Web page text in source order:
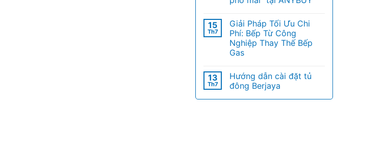
15
Th7
Giải Pháp Tối Ưu Chi
Phí: Bếp Từ Công
Nghiệp Thay Thế Bếp
Gas
13
Th7
Hướng dẫn cài đặt tủ
đông Berjaya